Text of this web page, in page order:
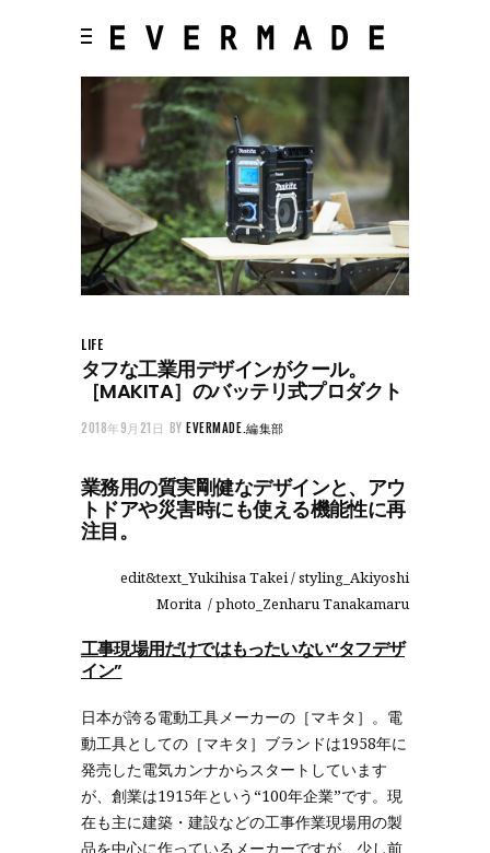
LIFE
タフな工業用デザインがクール。
［MAKITA］のバッテリ式プロダクト
2018年9月21日 BYEVERMADE.編集部
業務用の質実剛健なデザインと、アウ
トドアや災害時にも使える機能性に再
注目。
edit&text_Yukihisa Takei / styling_Akiyoshi
Morita / photo_Zenharu Tanakamaru
工事現場用だけではもったいない“タフデザ
イン”
日本が誇る電動工具メーカーの［マキタ］。電
動工具としての［マキタ］ブランドは1958年に
発売した電気カンナからスタートしています
が、創業は1915年という“100年企業”です。現
在も主に建築・建設などの工事作業現場用の製
品を中心に作っているメーカーですが、少し前